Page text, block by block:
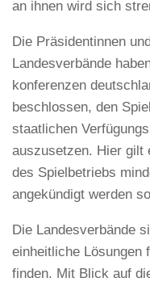
an ihnen wird sich
Die Präsidentinnen
Landesverbände
konferenzen
beschlossen, den
staatlichen
auszusetzen. Hier gilt
des Spielbetriebs
angekündigt werden
Die Landesverbände
einheitliche Lösungen
finden. Mit Blick auf